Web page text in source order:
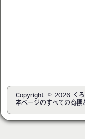
Copyright © 2026 くろ
本ページのすべての商標